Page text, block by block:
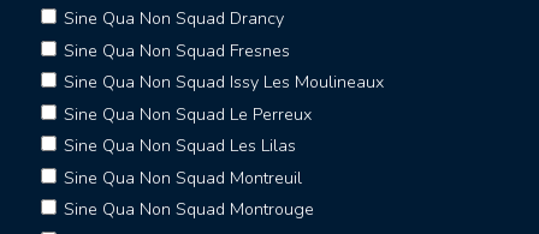
Sine Qua Non Squad Drancy
Sine Qua Non Squad Fresnes
Sine Qua Non Squad Issy Les Moulineaux
Sine Qua Non Squad Le Perreux
Sine Qua Non Squad Les Lilas
Sine Qua Non Squad Montreuil
Sine Qua Non Squad Montrouge